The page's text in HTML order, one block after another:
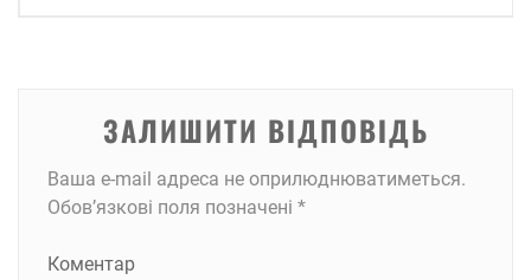
ЗАЛИШИТИ ВІДПОВІДЬ
Ваша e-mail адреса не оприлюднюватиметься.
Обов’язкові поля позначені *
Коментар